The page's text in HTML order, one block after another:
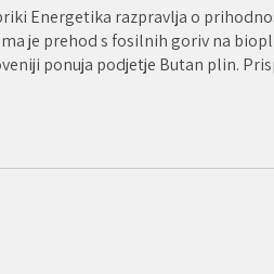
Energetika razpravlja o
je prehod s fosilnih goriv na
ponuja podjetje Butan plin.